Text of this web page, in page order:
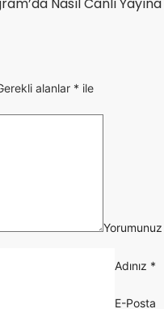
Nasıl Canlı Yayına
alanlar * ile
Yorumunuz
Adınız *
E-Posta